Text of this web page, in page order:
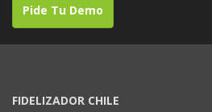
Pide Tu Demo
FIDELIZADOR CHILE